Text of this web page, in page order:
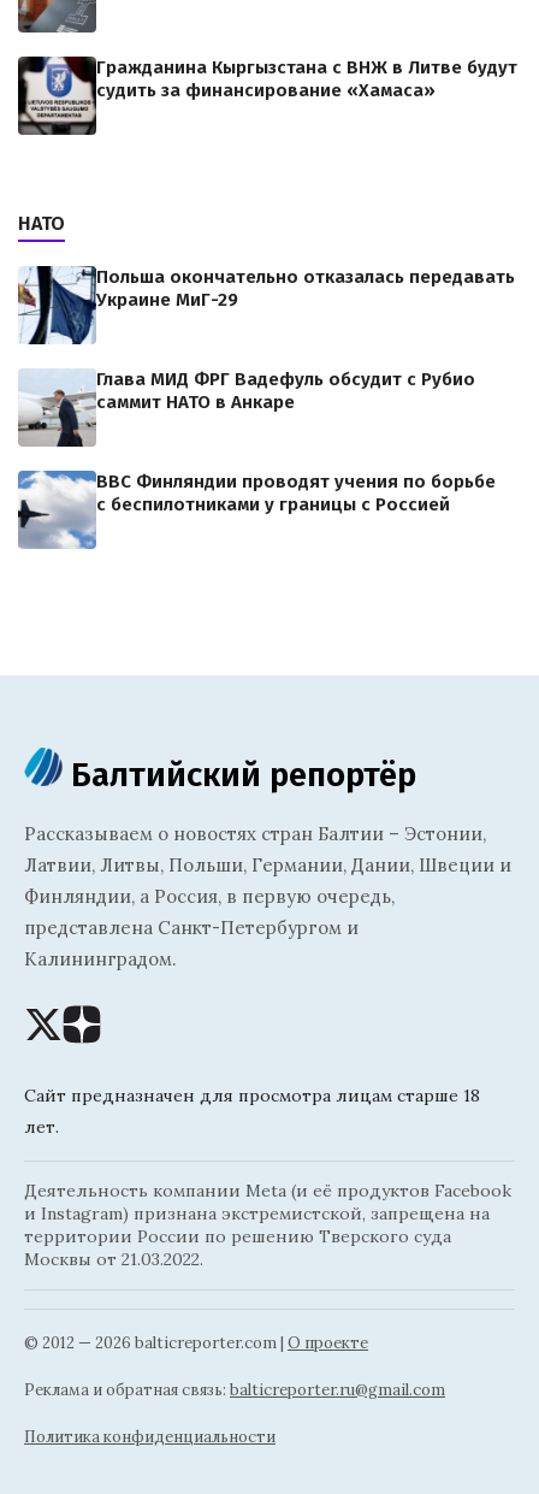
Гражданина Кыргызстана с ВНЖ в Литве будут
судить за финансирование «Хамаса»
НАТО
Польша окончательно отказалась передавать
Украине МиГ-29
Глава МИД ФРГ Вадефуль обсудит с Рубио
саммит НАТО в Анкаре
ВВС Финляндии проводят учения по борьбе
с беспилотниками у границы с Россией
Балтийский репортёр
Рассказываем о новостях стран Балтии – Эстонии,
Латвии, Литвы, Польши, Германии, Дании, Швеции и
Финляндии, а Россия, в первую очередь,
представлена Санкт-Петербургом и
Калининградом.
Сайт предназначен для просмотра лицам старше 18
лет.
Деятельность компании Meta (и её продуктов Facebook
и Instagram) признана экстремистской, запрещена на
территории России по решению Тверского суда
Москвы от 21.03.2022.
© 2012 — 2026 balticreporter.com | О проекте
Реклама и обратная связь: balticreporter.ru@gmail.com
Политика конфиденциальности